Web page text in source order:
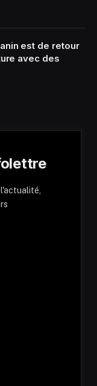
est de retour
avec des